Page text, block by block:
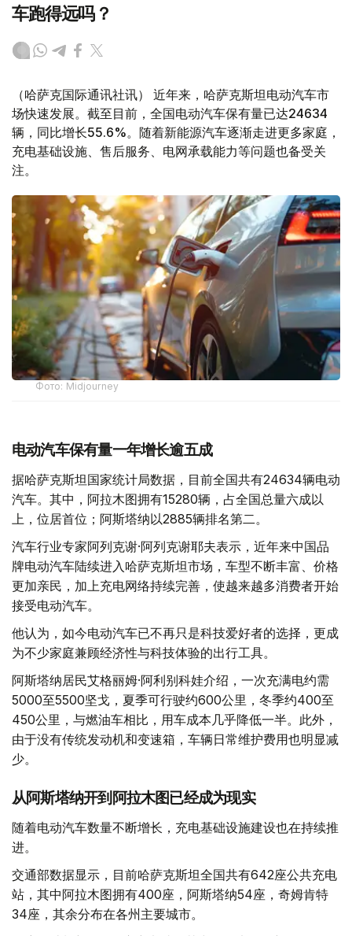
车跑得远吗？
（哈萨克国际通讯社讯） 近年来，哈萨克斯坦电动汽车市
场快速发展。截至目前，全国电动汽车保有量已达24634
辆，同比增长55.6%。随着新能源汽车逐渐走进更多家庭，
充电基础设施、售后服务、电网承载能力等问题也备受关
注。
Фото: Midjourney
电动汽车保有量一年增长逾五成
据哈萨克斯坦国家统计局数据，目前全国共有24634辆电动
汽车。其中，阿拉木图拥有15280辆，占全国总量六成以
上，位居首位；阿斯塔纳以2885辆排名第二。
汽车行业专家阿列克谢·阿列克谢耶夫表示，近年来中国品
牌电动汽车陆续进入哈萨克斯坦市场，车型不断丰富、价格
更加亲民，加上充电网络持续完善，使越来越多消费者开始
接受电动汽车。
他认为，如今电动汽车已不再只是科技爱好者的选择，更成
为不少家庭兼顾经济性与科技体验的出行工具。
阿斯塔纳居民艾格丽姆·阿利别科娃介绍，一次充满电约需
5000至5500坚戈，夏季可行驶约600公里，冬季约400至
450公里，与燃油车相比，用车成本几乎降低一半。此外，
由于没有传统发动机和变速箱，车辆日常维护费用也明显减
少。
从阿斯塔纳开到阿拉木图已经成为现实
随着电动汽车数量不断增长，充电基础设施建设也在持续推
进。
交通部数据显示，目前哈萨克斯坦全国共有642座公共充电
站，其中阿拉木图拥有400座，阿斯塔纳54座，奇姆肯特
34座，其余分布在各州主要城市。